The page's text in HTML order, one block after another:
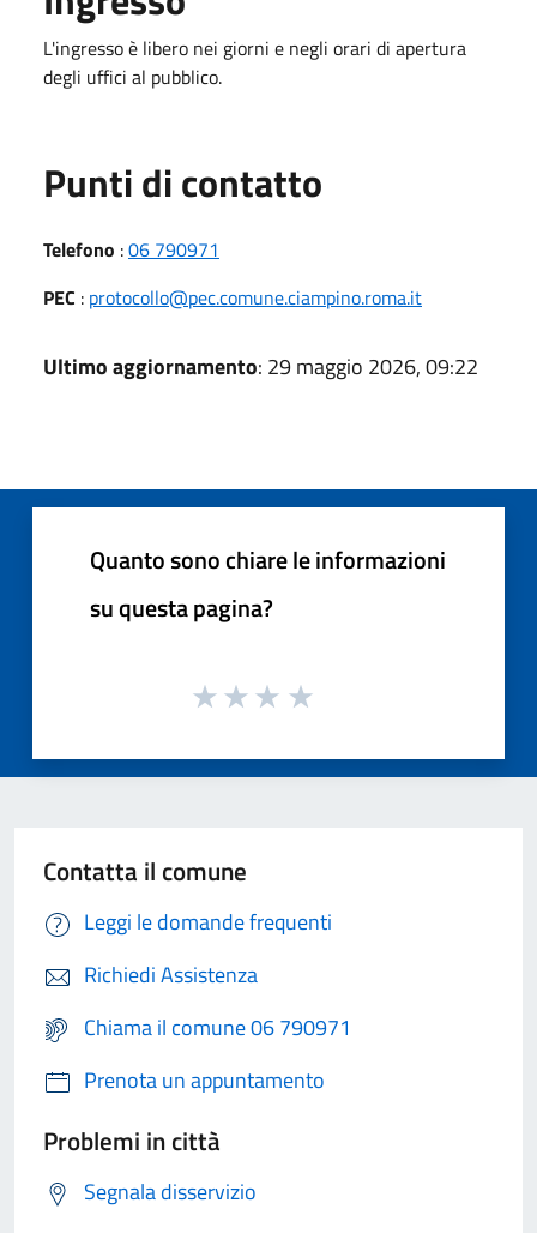
L'ingresso è libero nei giorni e negli orari di apertura
degli uffici al pubblico.
Punti di contatto
Telefono :06 790971
PEC : protocollo@pec.comune.ciampino.roma.it
Ultimo aggiornamento: 29 maggio 2026, 09:22
Quanto sono chiare le informazioni
su questa pagina?
Contatta il comune
Leggi le domande frequenti
Richiedi Assistenza
Chiama il comune 06 790971
Prenota un appuntamento
Problemi in città
Segnala disservizio